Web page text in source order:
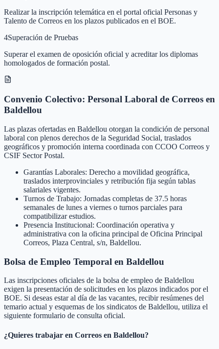
Realizar la inscripción telemática en el portal oficial Personas y
Talento de Correos en los plazos publicados en el BOE.
4Superación de Pruebas
Superar el examen de oposición oficial y acreditar los diplomas
homologados de formación postal.
Convenio Colectivo: Personal Laboral de Correos en
Baldellou
Las plazas ofertadas en Baldellou otorgan la condición de personal
laboral con plenos derechos de la Seguridad Social, traslados
geográficos y promoción interna coordinada con CCOO Correos y
CSIF Sector Postal.
Garantías Laborales: Derecho a movilidad geográfica,
traslados interprovinciales y retribución fija según tablas
salariales vigentes.
Turnos de Trabajo: Jornadas completas de 37.5 horas
semanales de lunes a viernes o turnos parciales para
compatibilizar estudios.
Presencia Institucional: Coordinación operativa y
administrativa con la oficina principal de Oficina Principal
Correos, Plaza Central, s/n, Baldellou.
Bolsa de Empleo Temporal en Baldellou
Las inscripciones oficiales de la bolsa de empleo de Baldellou
exigen la presentación de solicitudes en los plazos indicados por el
BOE. Si deseas estar al día de las vacantes, recibir resúmenes del
temario actual y esquemas de los sindicatos de Baldellou, utiliza el
siguiente formulario de consulta oficial.
¿Quieres trabajar en Correos en Baldellou?